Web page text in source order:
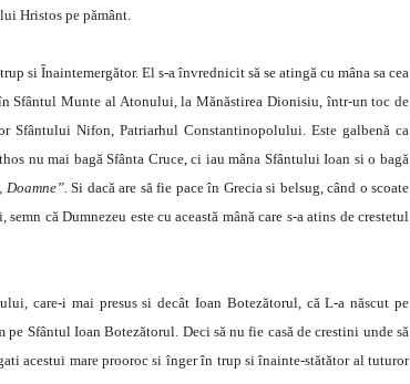
Hristos pe pământ.
si Înaintemergător. El s-a învrednicit să se atingă cu mâna sa cea
Sfântul Munte al Atonului, la Mănăstirea Dionisiu, într-un toc de
Sfântului Nifon, Patriarhul Constantinopolului. Este galbenă ca
nu mai bagă Sfânta Cruce, ci iau mâna Sfântului Ioan si o bagă
Doamne”. Si dacă are să fie pace în Grecia si belsug, când o scoate
că Dumnezeu este cu această mână care s-a atins de crestetul
care-i mai presus si decât Ioan Botezătorul, că L-a născut pe
Sfântul Ioan Botezătorul. Deci să nu fie casă de crestini unde să
acestui mare prooroc si înger în trup si înainte-stătător al tuturor